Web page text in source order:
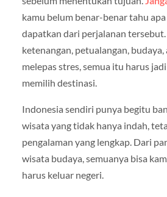
kamu belum benar-benar tahu
dapatkan dari perjalanan
ketenangan, petualangan, budaya,
melepas stres, semua itu harus
memilih destinasi.
Indonesia sendiri punya begitu
wisata yang tidak hanya indah,
pengalaman yang lengkap. Dari
wisata budaya, semuanya bisa
harus keluar negeri.